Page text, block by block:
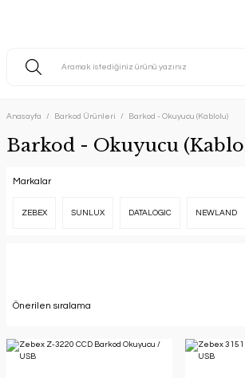
Anasayfa Barkod Ürünleri Barkod - Okuyucu (Kablolu)
Barkod - Okuyucu
Markalar
ZEBEX SUNLUX DATALOGIC NEWLAND